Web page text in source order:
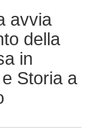
avvia
della
in
Storia a